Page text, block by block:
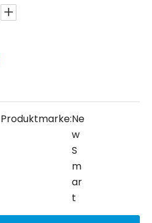
Produktmarke:Ne
w
S
m
ar
t